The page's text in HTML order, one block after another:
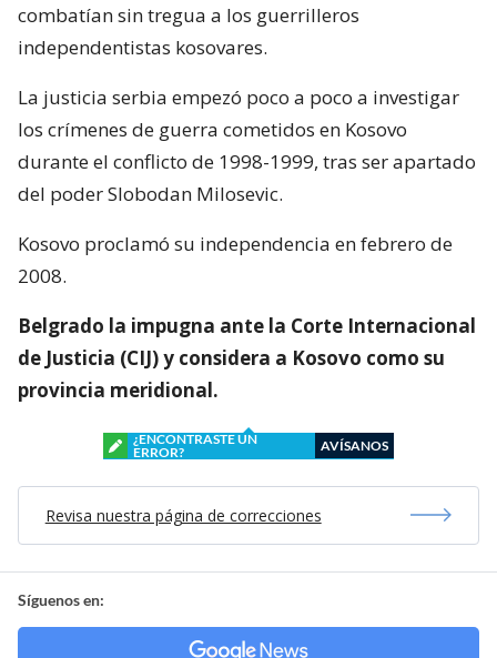
combatían sin tregua a los guerrilleros
independentistas kosovares.
La justicia serbia empezó poco a poco a investigar
los crímenes de guerra cometidos en Kosovo
durante el conflicto de 1998-1999, tras ser apartado
del poder Slobodan Milosevic.
Kosovo proclamó su independencia en febrero de
2008.
Belgrado la impugna ante la Corte Internacional
de Justicia (CIJ) y considera a Kosovo como su
provincia meridional.
¿ENCONTRASTE UN
ERROR?
AVÍSANOS
Revisa nuestra página de correcciones
Síguenos en: